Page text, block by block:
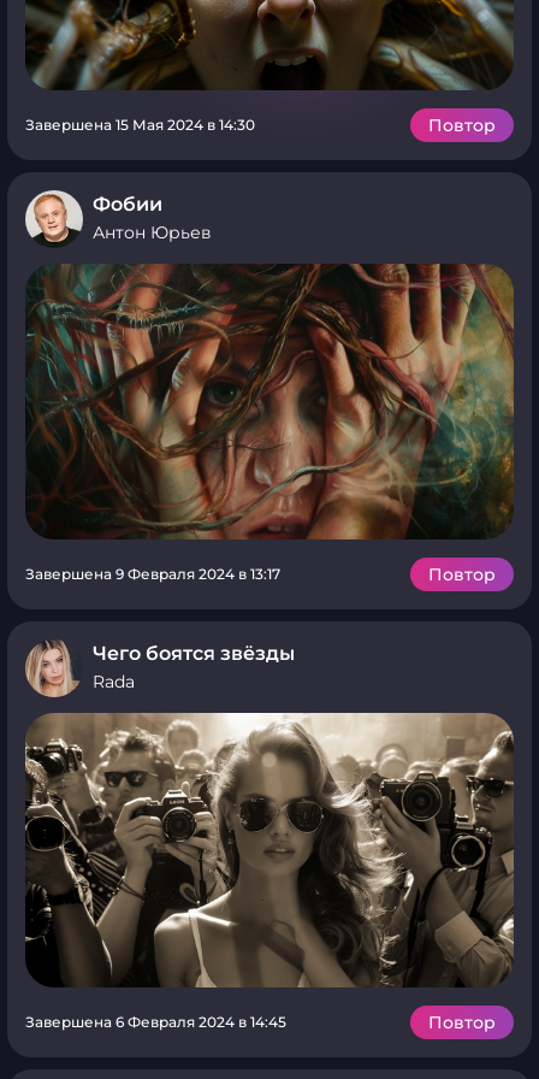
Завершена 15 Мая 2024 в 14:30 Повтор
Фобии
Антон Юрьев
Завершена 9 Февраля 2024 в 13:17 Повтор
Чего боятся звёзды
Rada
Завершена 6 Февраля 2024 в 14:45 Повтор